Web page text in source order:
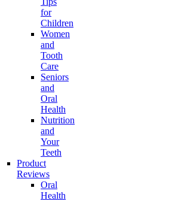
for
Children
Women
and
Tooth
Care
Seniors
and
Oral
Health
Nutrition
and
Your
Teeth
Product
Reviews
Oral
Health